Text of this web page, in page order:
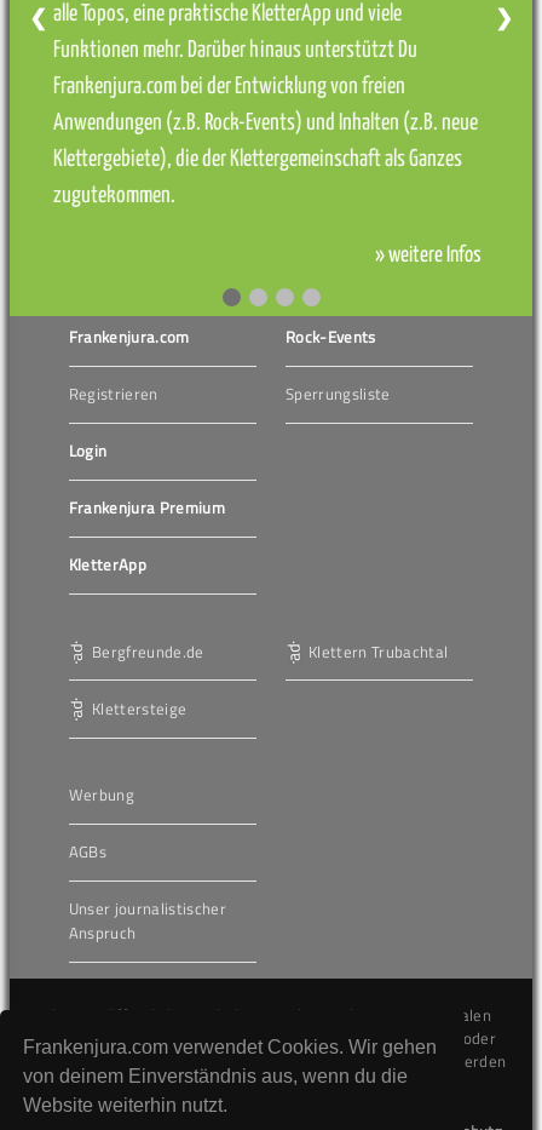
Frankenjura.com verwendet Cookies. Wir gehen
von deinem Einverständnis aus, wenn du die
Website weiterhin nutzt.
alle Topos, eine praktische KletterApp und viele
Funktionen mehr. Darüber hinaus unterstützt Du
Frankenjura.com bei der Entwicklung von freien
Anwendungen (z.B. Rock-Events) und Inhalten (z.B. neue
Klettergebiete), die der Klettergemeinschaft als Ganzes
zugutekommen.
» weitere Infos
❮ ❯
Frankenjura.com
Registrieren
Login
Frankenjura Premium
KletterApp
Rock-Events
Sperrungsliste
Bergfreunde.de
Klettersteige
Klettern Trubachtal
Werbung
AGBs
Unser journalistischer
Anspruch
Die hier veröffentlichten Inhalte unterliegen dem internationalen
Urheberrecht (Copyright) und dürfen nicht kopiert, verändert oder
unverändert wiederveröffentlicht werden. Gegen Verstöße werden
wir auf juristischem Wege vorgehen.